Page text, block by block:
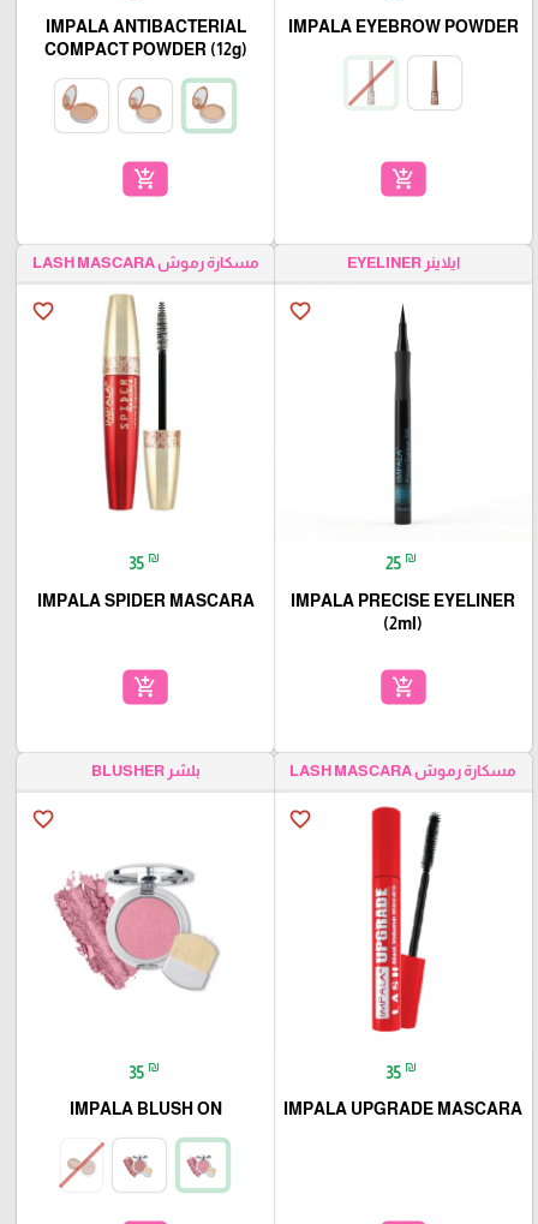
IMPALA EYEBROW POWDER
add_shopping_cart
IMPALA ANTIBACTERIAL
COMPACT POWDER (12g)
add_shopping_cart
ايلاينر EYELINER
favorite_border
25 ₪
IMPALA PRECISE EYELINER
(2ml)
add_shopping_cart
مسكارة رموش LASH MASCARA
favorite_border
35 ₪
IMPALA SPIDER MASCARA
add_shopping_cart
مسكارة رموش LASH MASCARA
favorite_border
35 ₪
IMPALA UPGRADE MASCARA
بلشر BLUSHER
favorite_border
35 ₪
IMPALA BLUSH ON